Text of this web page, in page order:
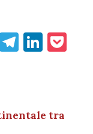
M T
a
Li
dI
tra